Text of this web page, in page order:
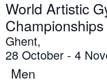
World Artistic
Championships
Ghent,
28 October - 4
Men